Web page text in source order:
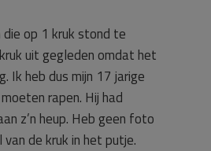
die op 1 kruk stond te
uit gegleden omdat het
Ik heb dus mijn 17 jarige
rapen. Hij had
z’n heup. Heb geen foto
de kruk in het putje.